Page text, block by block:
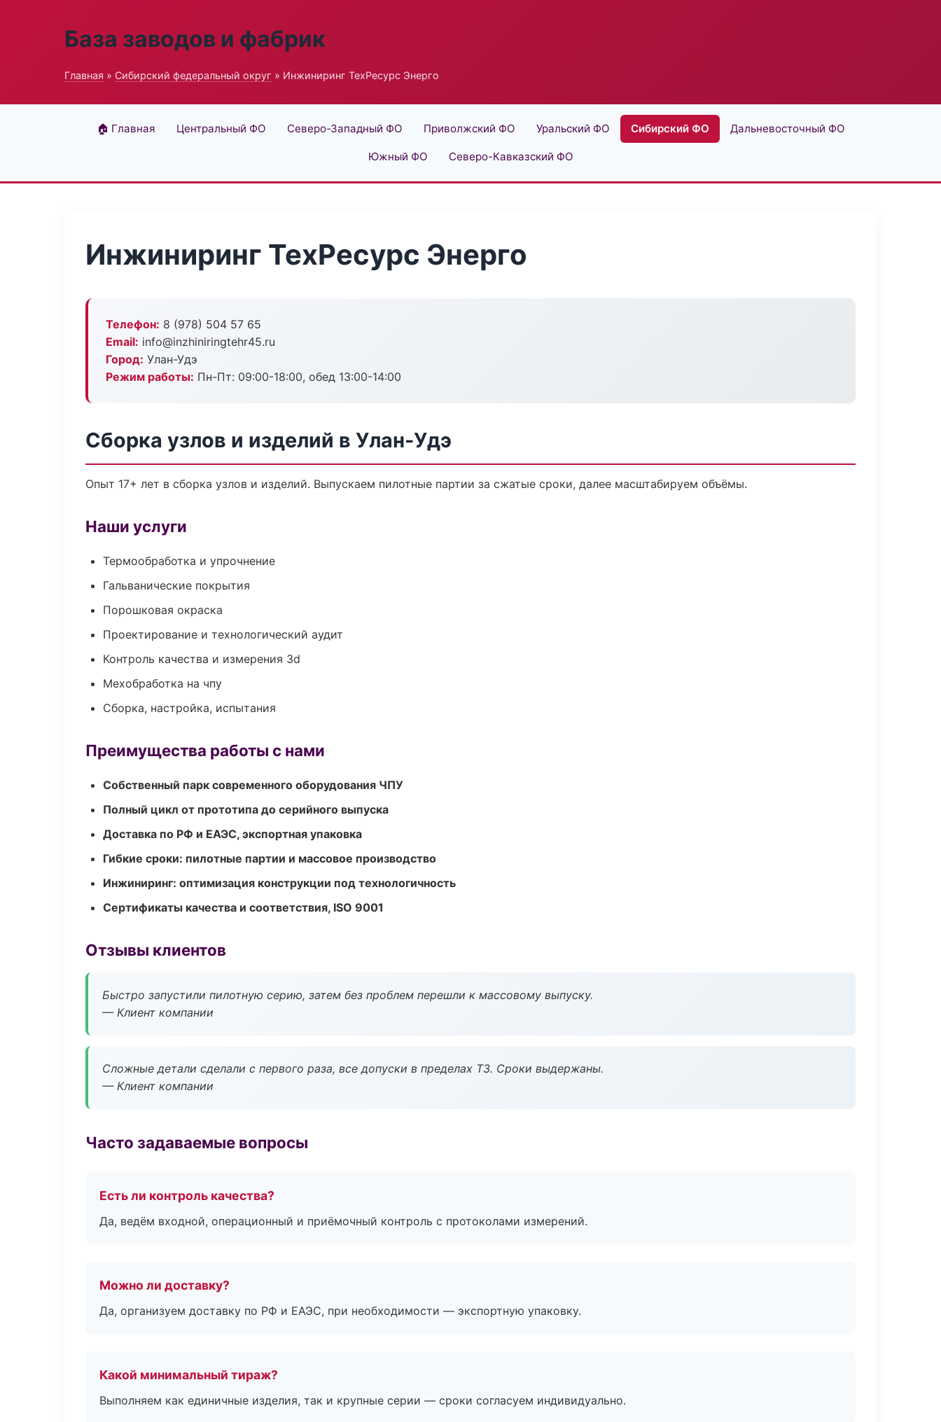
База заводов и фабрик
Главная » Сибирский федеральный округ » Инжиниринг ТехРесурс Энерго
🏠 Главная Центральный ФО Северо-Западный ФО Приволжский ФО Уральский ФО Сибирский ФО Дальневосточный ФО
Южный ФО Северо-Кавказский ФО
Инжиниринг ТехРесурс Энерго
Телефон: 8 (978) 504 57 65
Email: info@inzhiniringtehr45.ru
Город: Улан-Удэ
Режим работы: Пн-Пт: 09:00-18:00, обед 13:00-14:00
Сборка узлов и изделий в Улан-Удэ
Опыт 17+ лет в сборка узлов и изделий. Выпускаем пилотные партии за сжатые сроки, далее масштабируем объёмы.
Наши услуги
Термообработка и упрочнение
Гальванические покрытия
Порошковая окраска
Проектирование и технологический аудит
Контроль качества и измерения 3d
Мехобработка на чпу
Сборка, настройка, испытания
Преимущества работы с нами
Собственный парк современного оборудования ЧПУ
Полный цикл от прототипа до серийного выпуска
Доставка по РФ и ЕАЭС, экспортная упаковка
Гибкие сроки: пилотные партии и массовое производство
Инжиниринг: оптимизация конструкции под технологичность
Сертификаты качества и соответствия, ISO 9001
Отзывы клиентов
Быстро запустили пилотную серию, затем без проблем перешли к массовому выпуску.
— Клиент компании
Сложные детали сделали с первого раза, все допуски в пределах ТЗ. Сроки выдержаны.
— Клиент компании
Часто задаваемые вопросы
Есть ли контроль качества?
Да, ведём входной, операционный и приёмочный контроль с протоколами измерений.
Можно ли доставку?
Да, организуем доставку по РФ и ЕАЭС, при необходимости — экспортную упаковку.
Какой минимальный тираж?
Выполняем как единичные изделия, так и крупные серии — сроки согласуем индивидуально.